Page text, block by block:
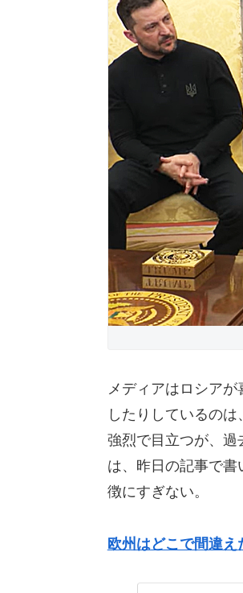
メディアはロシア
したりしているの
強烈で目立つが、過
は、昨日の記事で
徴にすぎない。
欧州はどこで間違